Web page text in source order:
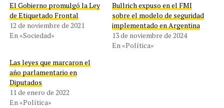
El Gobierno promulgó la Ley
de Etiquetado Frontal
12 de noviembre de 2021
En «Sociedad»
Bullrich expuso en el FMI
sobre el modelo de seguridad
implementado en Argentina
13 de noviembre de 2024
En «Política»
Las leyes que marcaron el
año parlamentario en
Diputados
11 de enero de 2022
En «Política»